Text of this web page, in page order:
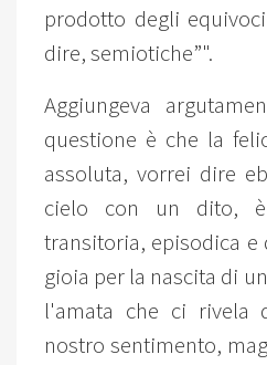
prodotto degli
dire, semiotiche”".
Aggiungeva
questione è che la
assoluta, vorrei dire
cielo con un dito,
transitoria, episodica e
gioia per la nascita di
l'amata che ci rivela
nostro sentimento,